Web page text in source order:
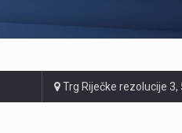
Trg Riječke rezolucije 3,